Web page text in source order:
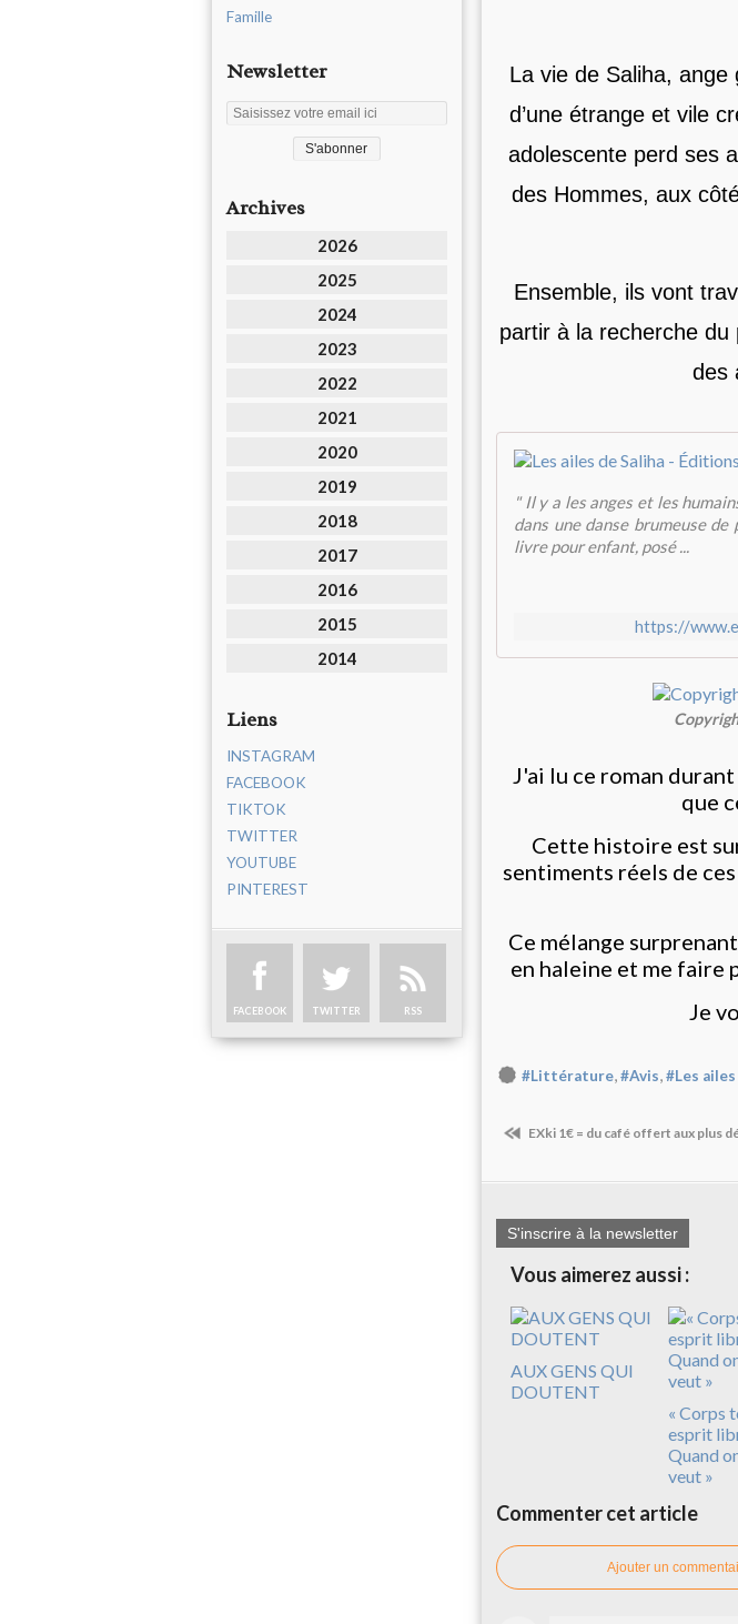
Famille
Newsletter
Archives
2026
2025
2024
2023
2022
2021
2020
2019
2018
2017
2016
2015
2014
Liens
INSTAGRAM
FACEBOOK
TIKTOK
TWITTER
YOUTUBE
PINTEREST
FACEBOOK TWITTER RSS
La vie de Saliha, ange
d’une étrange et vile
adolescente perd ses
des Hommes, aux
Ensemble, ils vont
partir à la recherche
des
" Il y a les anges et les
dans une danse brumeuse
livre pour enfant, posé ...
https://
J'ai lu ce roman
que
Cette histoire est
sentiments réels de
Ce mélange
en haleine et me faire
Je
#Littérature,#Avis,#Les
EXki 1€ = du café offert aux plus
S'inscrire à la newsletter
Vous aimerez aussi :
AUX GENS QUI
DOUTENT
« Corps
esprit
Quand
veut »
Commenter cet article
Ajouter un